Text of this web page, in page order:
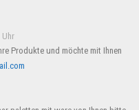
Produkte und möchte mit Ihnen